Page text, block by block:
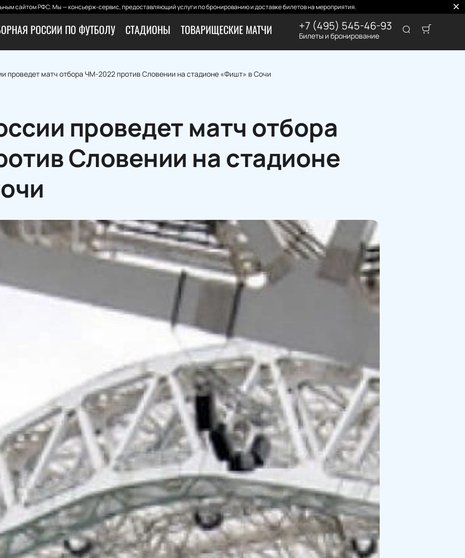
сайтом РФС. Мы — консьерж-сервис, предоставляющий услуги по бронированию и доставке билетов на мероприятия.
РОССИИ ПО ФУТБОЛУ СТАДИОНЫ ТОВАРИЩЕСКИЕ МАТЧИ +7 (495) 545-46-93
Билеты и бронирование
проведет матч отбора ЧМ-2022 против Словении на стадионе «Фишт» в Сочи
проведет матч отбора
Словении на стадионе